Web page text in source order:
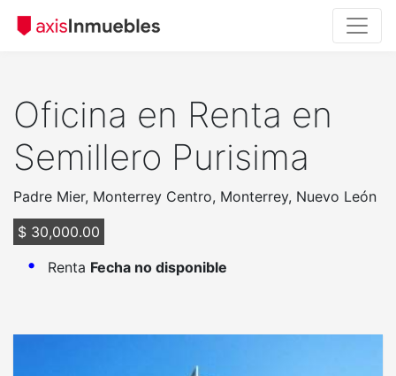
Oficina en Renta en
Semillero Purisima
Padre Mier, Monterrey Centro, Monterrey, Nuevo León
$ 30,000.00
Renta Fecha no disponible